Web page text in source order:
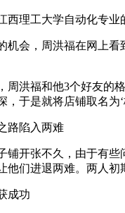
理工大学自动化专业
会，周洪福在网上看
福和他3个好友的格
于是就将店铺取名为‘
陷入两难
张不久，由于有些
他们进退两难。两人初
成功